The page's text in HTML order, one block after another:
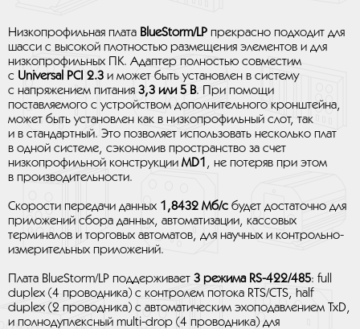
Низкопрофильная плата BlueStorm/LP прекрасно подходит для
шасси с высокой плотностью размещения элементов и для
низкопрофильных ПК. Адаптер полностью совместим
с Universal PCI 2.3 и может быть установлен в систему
с напряжением питания 3,3 или 5 В. При помощи
поставляемого с устройством дополнительного кронштейна,
может быть установлен как в низкопрофильный слот, так
и в стандартный. Это позволяет использовать несколько плат
в одной системе, сэкономив пространство за счет
низкопрофильной конструкции MD1 , не потеряв при этом
в производительности.
Скорости передачи данных 1,8432 Мб/с будет достаточно для
приложений сбора данных, автоматизации, кассовых
терминалов и торговых автоматов, для научных и контрольно-
измерительных приложений.
Плата BlueStorm/LP поддерживает 3 режима RS-422/485: full
duplex (4 проводника) с контролем потока RTS/CTS, half
duplex (2 проводника) с автоматическим эхоподавлением TxD,
и полнодуплексный multi-drop (4 проводника) для